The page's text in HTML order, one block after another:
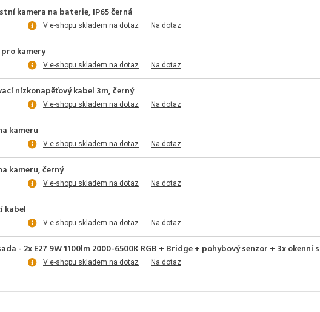
kamera na baterie, IP65 černá
V e-shopu skladem na dotaz Na dotaz
kamery
V e-shopu skladem na dotaz Na dotaz
nízkonapěťový kabel 3m, černý
V e-shopu skladem na dotaz Na dotaz
kameru
V e-shopu skladem na dotaz Na dotaz
kameru, černý
V e-shopu skladem na dotaz Na dotaz
kabel
V e-shopu skladem na dotaz Na dotaz
- 2x E27 9W 1100lm 2000-6500K RGB + Bridge + pohybový senzor + 3x okenní s
V e-shopu skladem na dotaz Na dotaz